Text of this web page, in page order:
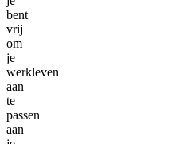
bent
vrij
om
je
werkleven
aan
te
passen
aan